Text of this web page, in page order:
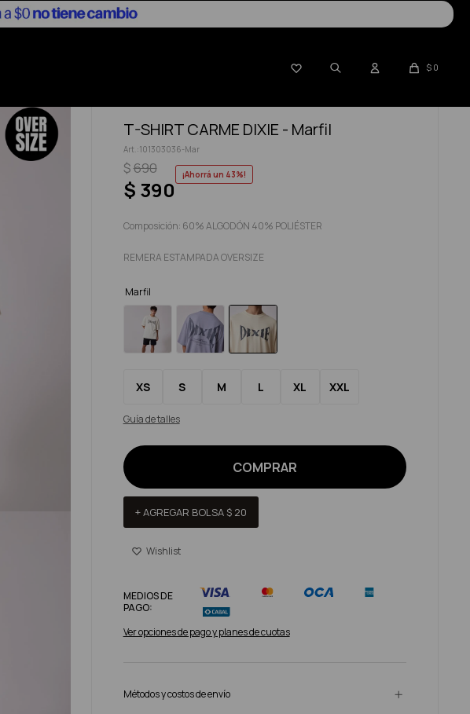
 $ 0
T-SHIRT CARME DIXIE - Marfil
101303036-Mar
$ 390
$690 43
Composición: 60% ALGODÓN 40% POLIÉSTER
REMERA ESTAMPADA OVERSIZE
Marfil
XS S M L XL XXL
Guía de talles
COMPRAR
+ AGREGAR BOLSA$ 20
MEDIOS DE
PAGO:
Ver opciones de pago y planes de cuotas
Métodos y costos de envío